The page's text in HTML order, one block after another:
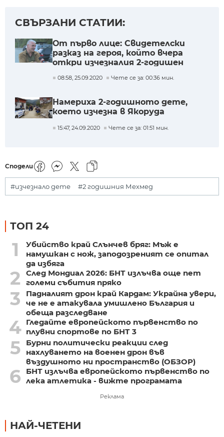
СВЪРЗАНИ СТАТИИ:
От първо лице: Свидетелски
разказ на героя, който вчера
откри изчезналия 2-годишен
08:58, 25.09.2020 Чете се за: 00:36 мин.
Намериха 2-годишното дете,
което изчезна в Якоруда
15:47, 24.09.2020 Чете се за: 01:51 мин.
Сподели
#изчезнало дете #2 годишния Мехмед
ТОП 24
1
Убийство край Слънчев бряг: Мъж е
намушкан с нож, заподозреният се опитал
да избяга
2
След Мондиал 2026: БНТ излъчва още пет
големи събития пряко
3
Падналият дрон край Кардам: Украйна увери,
че не е атакувала умишлено България и
обеща разследване
4 Гледайте европейското първенство по
плувни спортове по БНТ 3
5
Бурни политически реакции след
нахлуването на военен дрон във
въздушното ни пространство (ОБЗОР)
6
БНТ излъчва европейското първенство по
лека атлетика - вижте програмата
Реклама
НАЙ-ЧЕТЕНИ